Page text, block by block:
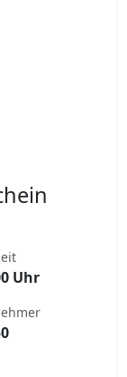
Uhr